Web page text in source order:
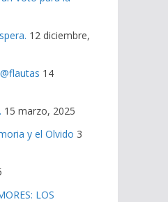
12 diciembre,
14
15 marzo, 2025
y el Olvido 3
LOS